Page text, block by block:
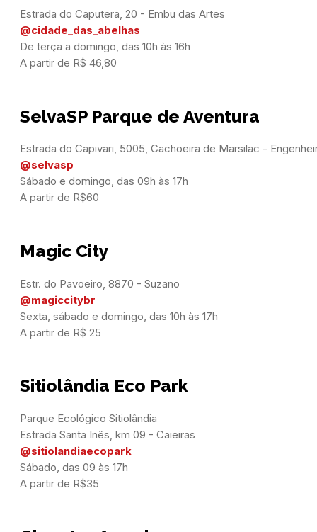
@cidade_das_abelhas
De terça a domingo, das 10h às 16h
A partir de R$ 46,80
SelvaSP Parque de Aventura
@selvasp
Sábado e domingo, das 09h às 17h
A partir de R$60
Magic City
@magiccitybr
Sexta, sábado e domingo, das 10h às 17h
A partir de R$ 25
Sitiolândia Eco Park
Parque Ecológico Sitiolândia
@sitiolandiaecopark
Sábado, das 09 às 17h
A partir de R$35